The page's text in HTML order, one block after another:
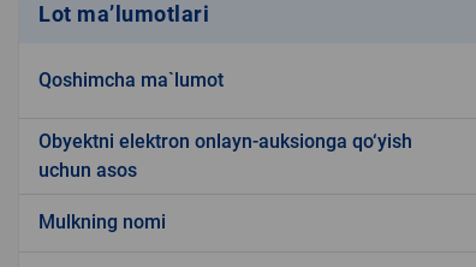
Lot ma’lumotlari
Qoshimcha ma`lumot
Obyektni elektron onlayn-auksionga qo‘yish
uchun asos
Mulkning nomi